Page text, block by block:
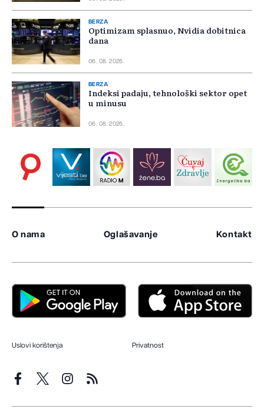
BERZA
Optimizam splasnuo, Nvidia dobitnica
dana
06. 08. 2026.
BERZA
Indeksi padaju, tehnološki sektor opet
u minusu
06. 08. 2026.
O nama Oglašavanje Kontakt
Uslovi korištenja Privatnost